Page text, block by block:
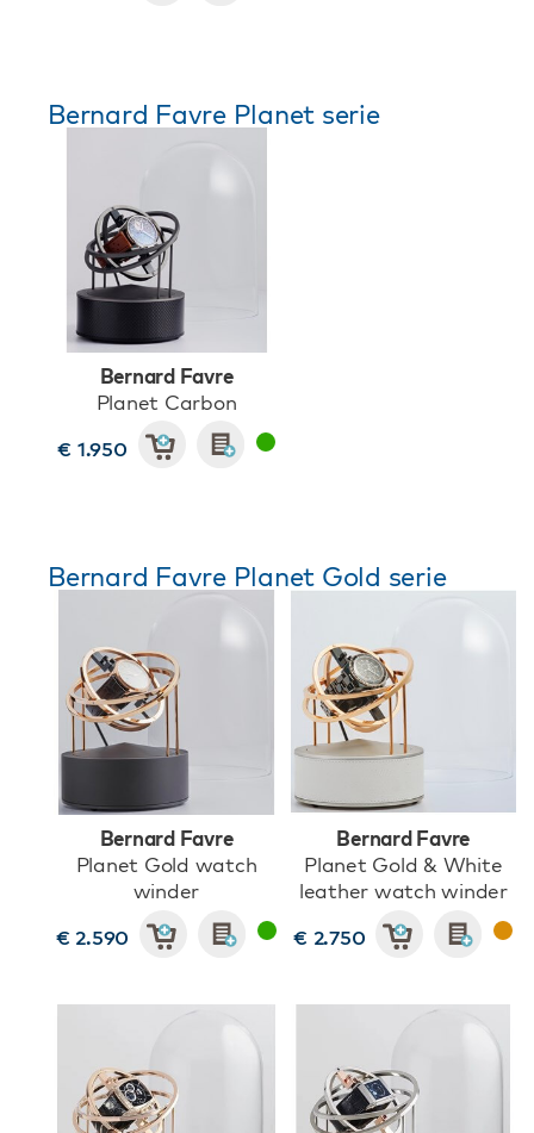
Bernard Favre Planet serie
Bernard Favre
Planet Carbon
€ 1.950
Bernard Favre Planet Gold serie
Bernard Favre
Planet Gold watch
winder
€ 2.590
Bernard Favre
Planet Gold & White
leather watch winder
€ 2.750